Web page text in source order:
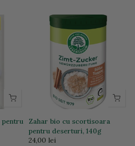
pentru
Zahar bio cu scortisoara
pentru deserturi, 140g
24,00 lei